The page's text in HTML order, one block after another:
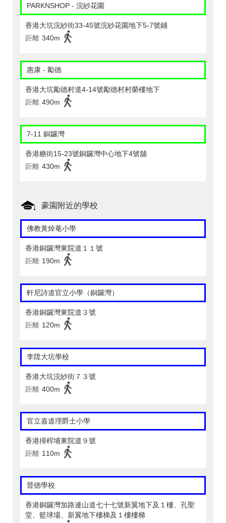
PARKNSHOP - 浣紗花園
香港大坑浣紗街33-45號浣紗花園地下5-7號鋪
距離 340m
惠康 - 勵德
香港大坑勵德村道4-14號勵德村村榮樓地下
距離 490m
7-11 銅鑼灣
香港糖街15-23號銅鑼灣中心地下4號舖
距離 430m
豪園附近的學校
佛教黃焯菴小學
香港銅鑼灣東院道１１號
距離 190m
軒尼詩道官立小學（銅鑼灣）
香港銅鑼灣東院道３號
距離 120m
李陞大坑學校
香港大坑浣紗街７３號
距離 400m
官立嘉道理爵士小學
香港掃桿埔東院道９號
距離 110m
晉德學校
香港銅鑼灣加路連山道七十七號新翼地下及１樓、孔聖
堂、籃球場、新翼地下樓梯及１樓樓梯